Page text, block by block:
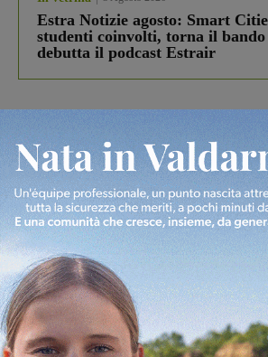
Estra Notizie agosto: Smart
studenti coinvolti, torna il
debutta il podcast Estrair
Più lette
Figline Incisa Valdarno 1 Agosto 2026
Piscina di Figline finanziata
Pnrr, il gruppo di Fratelli
ringraziamento al Governo”
Cronaca 3 Agosto 2026
Scomparso da una struttura di
Fiorentino l’uomo che aveva